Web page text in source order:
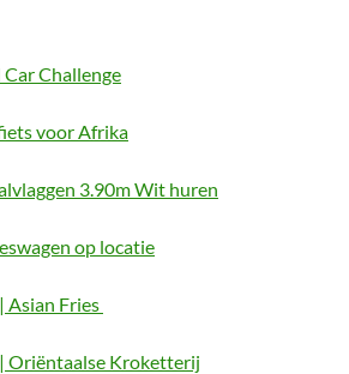
Challenge
voor Afrika
3.90m Wit huren
op locatie
Asian Fries
Oriëntaalse Kroketterij